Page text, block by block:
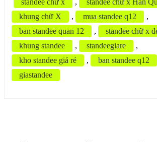
standee chữ x , standee chữ x Hàn
khung chữ X
, mua standee q12
,
ban standee quan 12
, standee chữ x
khung standee
, standeegiare
,
kho standee giá rẻ
, ban standee q12
giastandee